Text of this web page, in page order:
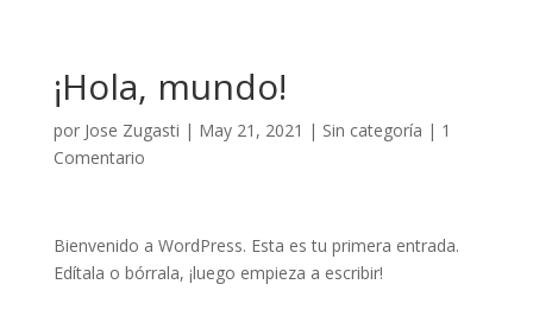
¡Hola, mundo!
por Jose Zugasti | May 21, 2021 | Sin categoría | 1
Comentario
Bienvenido a WordPress. Esta es tu primera entrada.
Edítala o bórrala, ¡luego empieza a escribir!